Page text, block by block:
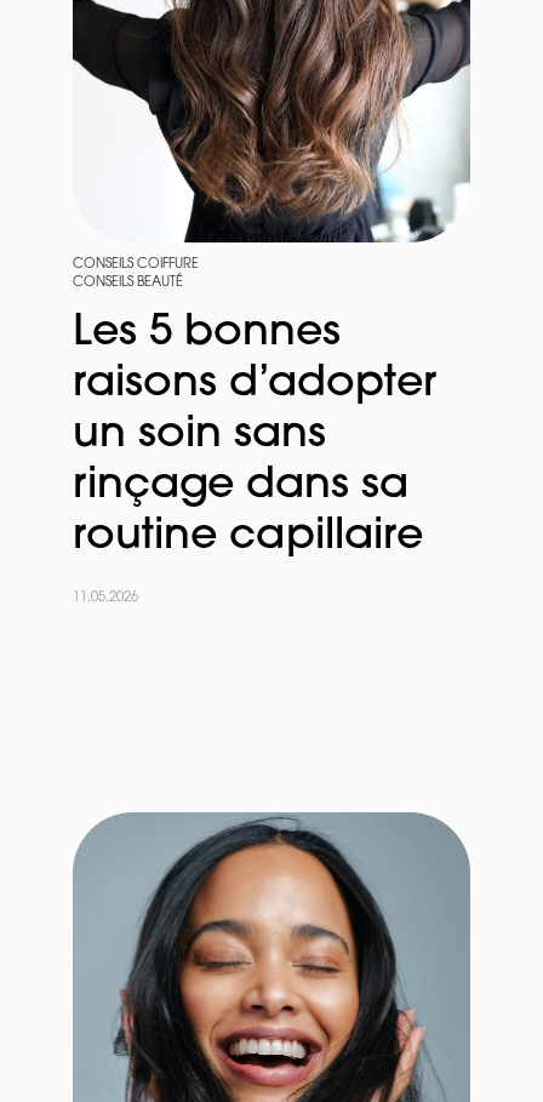
CONSEILS COIFFURE
CONSEILS BEAUTÉ
Les 5 bonnes
raisons d’adopter
un soin sans
rinçage dans sa
routine capillaire
11.05.2026